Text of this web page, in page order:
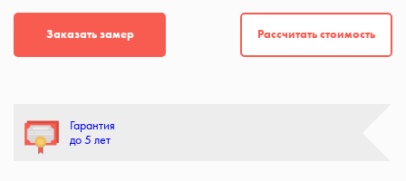
Заказать замер Рассчитать стоимость
Гарантия
до 5 лет